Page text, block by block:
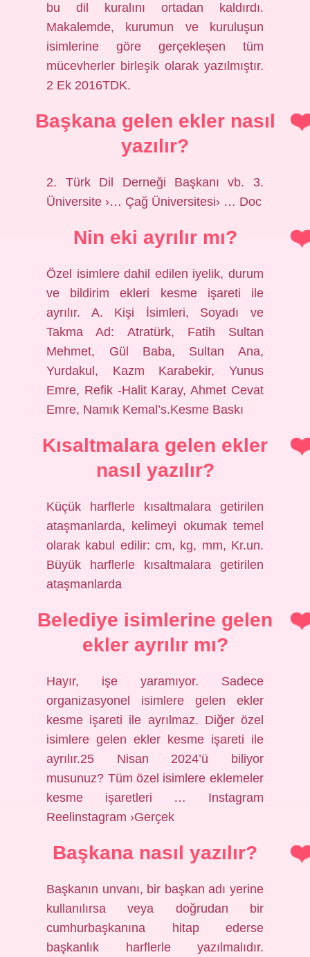
bu dil kuralını ortadan kaldırdı.
Makalemde, kurumun ve kuruluşun
isimlerine göre gerçekleşen tüm
mücevherler birleşik olarak yazılmıştır.
2 Ek 2016TDK.
Başkana gelen ekler nasıl
yazılır?
2. Türk Dil Derneği Başkanı vb. 3.
Üniversite ›… Çağ Üniversitesi› … Doc
Nin eki ayrılır mı?
Özel isimlere dahil edilen iyelik, durum
ve bildirim ekleri kesme işareti ile
ayrılır. A. Kişi İsimleri, Soyadı ve
Takma Ad: Atratürk, Fatih Sultan
Mehmet, Gül Baba, Sultan Ana,
Yurdakul, Kazm Karabekir, Yunus
Emre, Refik -Halit Karay, Ahmet Cevat
Emre, Namık Kemal’s.Kesme Baskı
Kısaltmalara gelen ekler
nasıl yazılır?
Küçük harflerle kısaltmalara getirilen
ataşmanlarda, kelimeyi okumak temel
olarak kabul edilir: cm, kg, mm, Kr.un.
Büyük harflerle kısaltmalara getirilen
ataşmanlarda
Belediye isimlerine gelen
ekler ayrılır mı?
Hayır, işe yaramıyor. Sadece
organizasyonel isimlere gelen ekler
kesme işareti ile ayrılmaz. Diğer özel
isimlere gelen ekler kesme işareti ile
ayrılır.25 Nisan 2024’ü biliyor
musunuz? Tüm özel isimlere eklemeler
kesme işaretleri … Instagram
Reelinstagram ›Gerçek
Başkana nasıl yazılır?
Başkanın unvanı, bir başkan adı yerine
kullanılırsa veya doğrudan bir
cumhurbaşkanına hitap ederse
başkanlık harflerle yazılmalıdır.